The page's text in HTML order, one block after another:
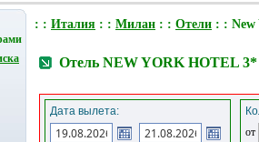
: : Италия : : Милан : : Отели : :
Отель NEW YORK HOTEL
Дата вылета:
от